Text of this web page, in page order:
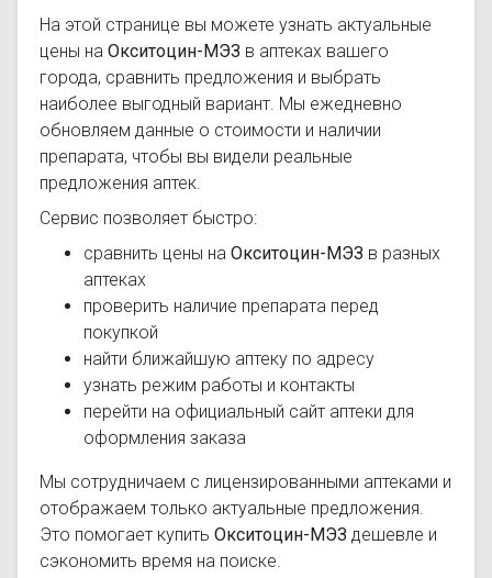
На этой странице вы можете узнать актуальные
цены на Окситоцин-МЭЗ в аптеках вашего
города, сравнить предложения и выбрать
наиболее выгодный вариант. Мы ежедневно
обновляем данные о стоимости и наличии
препарата, чтобы вы видели реальные
предложения аптек.
Сервис позволяет быстро:
сравнить цены на Окситоцин-МЭЗ в разных
аптеках
проверить наличие препарата перед
покупкой
найти ближайшую аптеку по адресу
узнать режим работы и контакты
перейти на официальный сайт аптеки для
оформления заказа
Мы сотрудничаем с лицензированными аптеками и
отображаем только актуальные предложения.
Это помогает купить Окситоцин-МЭЗ дешевле и
сэкономить время на поиске.